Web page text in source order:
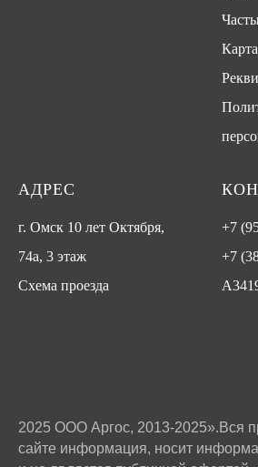
АДРЕС
г. Омск 10 лет Октября,
74а, 3 этаж
Схема проезда
+7
+7
2025 ООО Аргос, 2013-2025».Вся
сайте информация, носит